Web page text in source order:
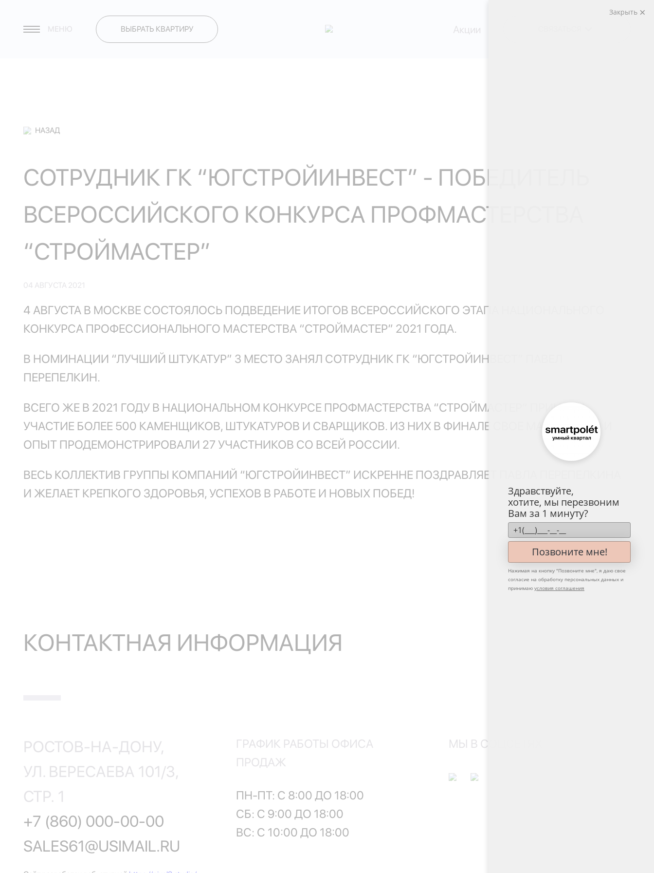
МЕНЮ ВЫБРАТЬ КВАРТИРУ Акции
НАЗАД
СОТРУДНИК ГК “ЮГСТРОЙИНВЕСТ” - ПОБЕДИТЕЛЬ
ВСЕРОССИЙСКОГО КОНКУРСА ПРОФМАСТЕРСТВА
“СТРОЙМАСТЕР”
04 АВГУСТА 2021
4 АВГУСТА В МОСКВЕ СОСТОЯЛОСЬ ПОДВЕДЕНИЕ ИТОГОВ ВСЕРОССИЙСКОГО ЭТАПА НАЦИОНАЛЬНОГО
КОНКУРСА ПРОФЕССИОНАЛЬНОГО МАСТЕРСТВА “СТРОЙМАСТЕР” 2021 ГОДА.
В НОМИНАЦИИ “ЛУЧШИЙ ШТУКАТУР” 3 МЕСТО ЗАНЯЛ СОТРУДНИК ГК “ЮГСТРОЙИНВЕСТ” ПАВЕЛ
ПЕРЕПЕЛКИН.
ВСЕГО ЖЕ В 2021 ГОДУ В НАЦИОНАЛЬНОМ КОНКУРСЕ ПРОФМАСТЕРСТВА “СТРОЙМАСТЕР” ПРИНЯЛИ
УЧАСТИЕ БОЛЕЕ 500 КАМЕНЩИКОВ, ШТУКАТУРОВ И СВАРЩИКОВ. ИЗ НИХ В ФИНАЛЕ СВОЕ МАСТЕРСТВО И
ОПЫТ ПРОДЕМОНСТРИРОВАЛИ 27 УЧАСТНИКОВ СО ВСЕЙ РОССИИ.
ВЕСЬ КОЛЛЕКТИВ ГРУППЫ КОМПАНИЙ “ЮГСТРОЙИНВЕСТ” ИСКРЕННЕ ПОЗДРАВЛЯЕТ ПАВЛА ПЕРЕПЕЛКИНА
И ЖЕЛАЕТ КРЕПКОГО ЗДОРОВЬЯ, УСПЕХОВ В РАБОТЕ И НОВЫХ ПОБЕД!
КОНТАКТНАЯ ИНФОРМАЦИЯ
РОСТОВ-НА-ДОНУ,
УЛ. ВЕРЕСАЕВА 101/3,
СТР. 1
+7 (860) 000-00-00
SALES61@USIMAIL.RU
ГРАФИК РАБОТЫ ОФИСА
ПРОДАЖ
ПН-ПТ: С 8:00 ДО 18:00
СБ: С 9:00 ДО 18:00
ВС: С 10:00 ДО 18:00
МЫ В СОЦСЕТЯХ
Закрыть
Здравствуйте,
хотите, мы перезвоним
Вам за 1 минуту?
Позвоните мне!
Нажимая на кнопку "Позвоните мне", я даю свое
согласие на обработку персональных данных и
принимаю условия соглашения